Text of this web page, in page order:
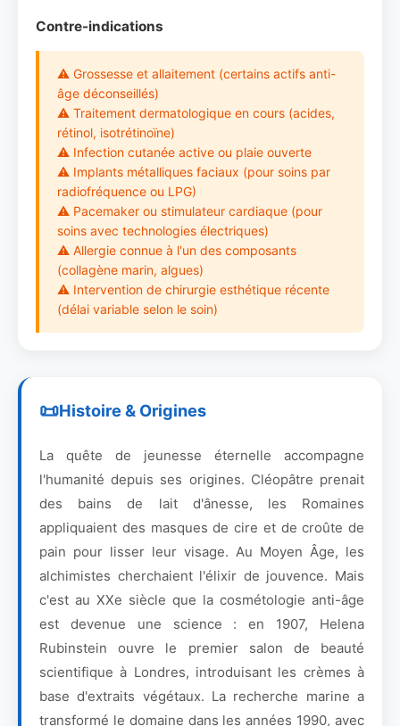
Contre-indications
⚠ Grossesse et allaitement (certains actifs anti-
âge déconseillés)
⚠ Traitement dermatologique en cours (acides,
rétinol, isotrétinoïne)
⚠ Infection cutanée active ou plaie ouverte
⚠ Implants métalliques faciaux (pour soins par
radiofréquence ou LPG)
⚠ Pacemaker ou stimulateur cardiaque (pour
soins avec technologies électriques)
⚠ Allergie connue à l'un des composants
(collagène marin, algues)
⚠ Intervention de chirurgie esthétique récente
(délai variable selon le soin)
Histoire & Origines
La quête de jeunesse éternelle accompagne
l'humanité depuis ses origines. Cléopâtre prenait
des bains de lait d'ânesse, les Romaines
appliquaient des masques de cire et de croûte de
pain pour lisser leur visage. Au Moyen Âge, les
alchimistes cherchaient l'élixir de jouvence. Mais
c'est au XXe siècle que la cosmétologie anti-âge
est devenue une science : en 1907, Helena
Rubinstein ouvre le premier salon de beauté
scientifique à Londres, introduisant les crèmes à
base d'extraits végétaux. La recherche marine a
transformé le domaine dans les années 1990, avec